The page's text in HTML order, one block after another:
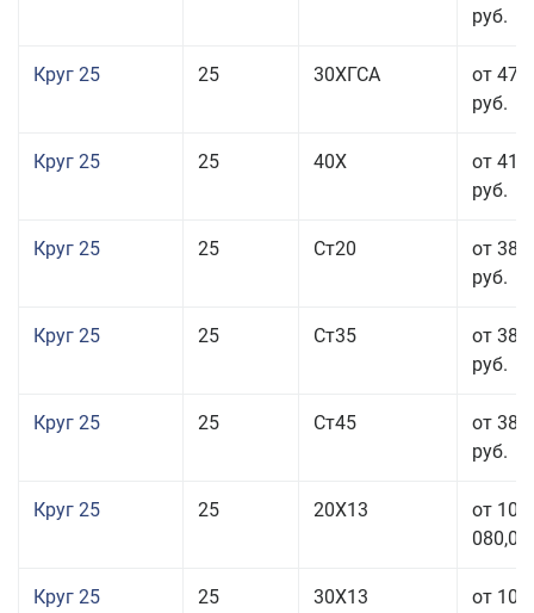
руб.
Круг 25 25 30ХГСА
от 47
руб.
Круг 25 25 40Х
от 41
руб.
Круг 25 25 Ст20
от 38
руб.
Круг 25 25 Ст35
от 38
руб.
Круг 25 25 Ст45
от 38
руб.
Круг 25 25 20Х13
от 103
080,00
Круг 25 25 30Х13
от 103